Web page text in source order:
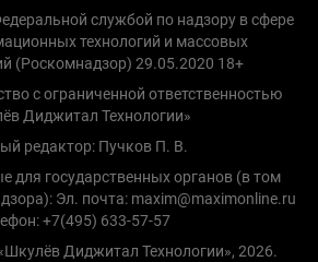
службой по надзору в сфере
технологий и массовых
(Роскомнадзор) 29.05.2020 18+
с ограниченной ответственностью
Диджитал Технологии»
редактор: Пучков П. В.
для государственных органов (в том
Эл. почта: maxim@maximonline.ru
+7(495) 633-57-57
Диджитал Технологии», 2026.